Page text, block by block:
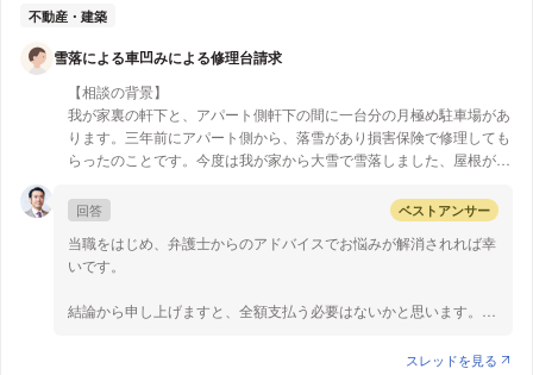
ことでした。
書面のやりとりは
一切なく支払いも
しておりません。
あまりに高額なため、
支払いたくないのですが、
支払う必要が
あるのでしょうか？
【質問1】
成立している状況と言えるだけしょうか？
も、厳密には契約成立となります。 よって、キャンセルが可能で
階にいるか（上記①～③）によりますし、販売店や担当者の任意
にもよるため、キャンセルを申し出た時点で、購入予定であった車
が上記のどの段階にあったのかを確認されるとよろしいかと存じま
す。 また、契約が成立していた場合のキャンセル料については、
一般的に車の代金の約10%が相場となっているため、ご質問の場合
では不当とはいえないかと存じます。ただし、名義登録や車のオプ
ション追加など、キャンセルまでに発生した損害の実費を上回るほ
どの高額な請求は、法律で認められていません。そのため、例えば
契約して数時間しか経っていないうちにキャンセルしたにも関わら
ず数十万円を請求されたなどの例では、キャンセル料を支払わずに
付した3日後にキャンセル連絡をしたとのことですが、このように
セル連絡までに名義変更手続きの費用（販売店がさらに業者に発注
不動産・建築
雪落による車凹みによる修理台請求
【相談の背景】
我が家裏の軒下と、アパート側軒下の間に一台分の月極め駐車場があ
ります。三年前にアパート側から、落雪があり損害保険で修理しても
らったのことです。今度は我が家から大雪で雪落しました、屋根が凹
雪止めはしていました。
こんなとこに、車をおけば当然の結果だと思います
軒下と軒下の間は、3m18㎝しかありません
豪雪地帯ではありません
月極なので、借りる人が変わる度、請求されると思うと頭が痛くなり
回答 ベストアンサー
当職をはじめ、弁護士からのアドバイスでお悩みが解消されれば幸
いです。
結論から申し上げますと、全額支払う必要はないかと思います。
建物の所有者は、建物の設置又は保存に瑕疵(=通常備えるべき安全
スレッドを見る